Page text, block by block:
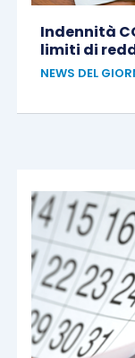
Indennità
limiti di
NEWS DEL